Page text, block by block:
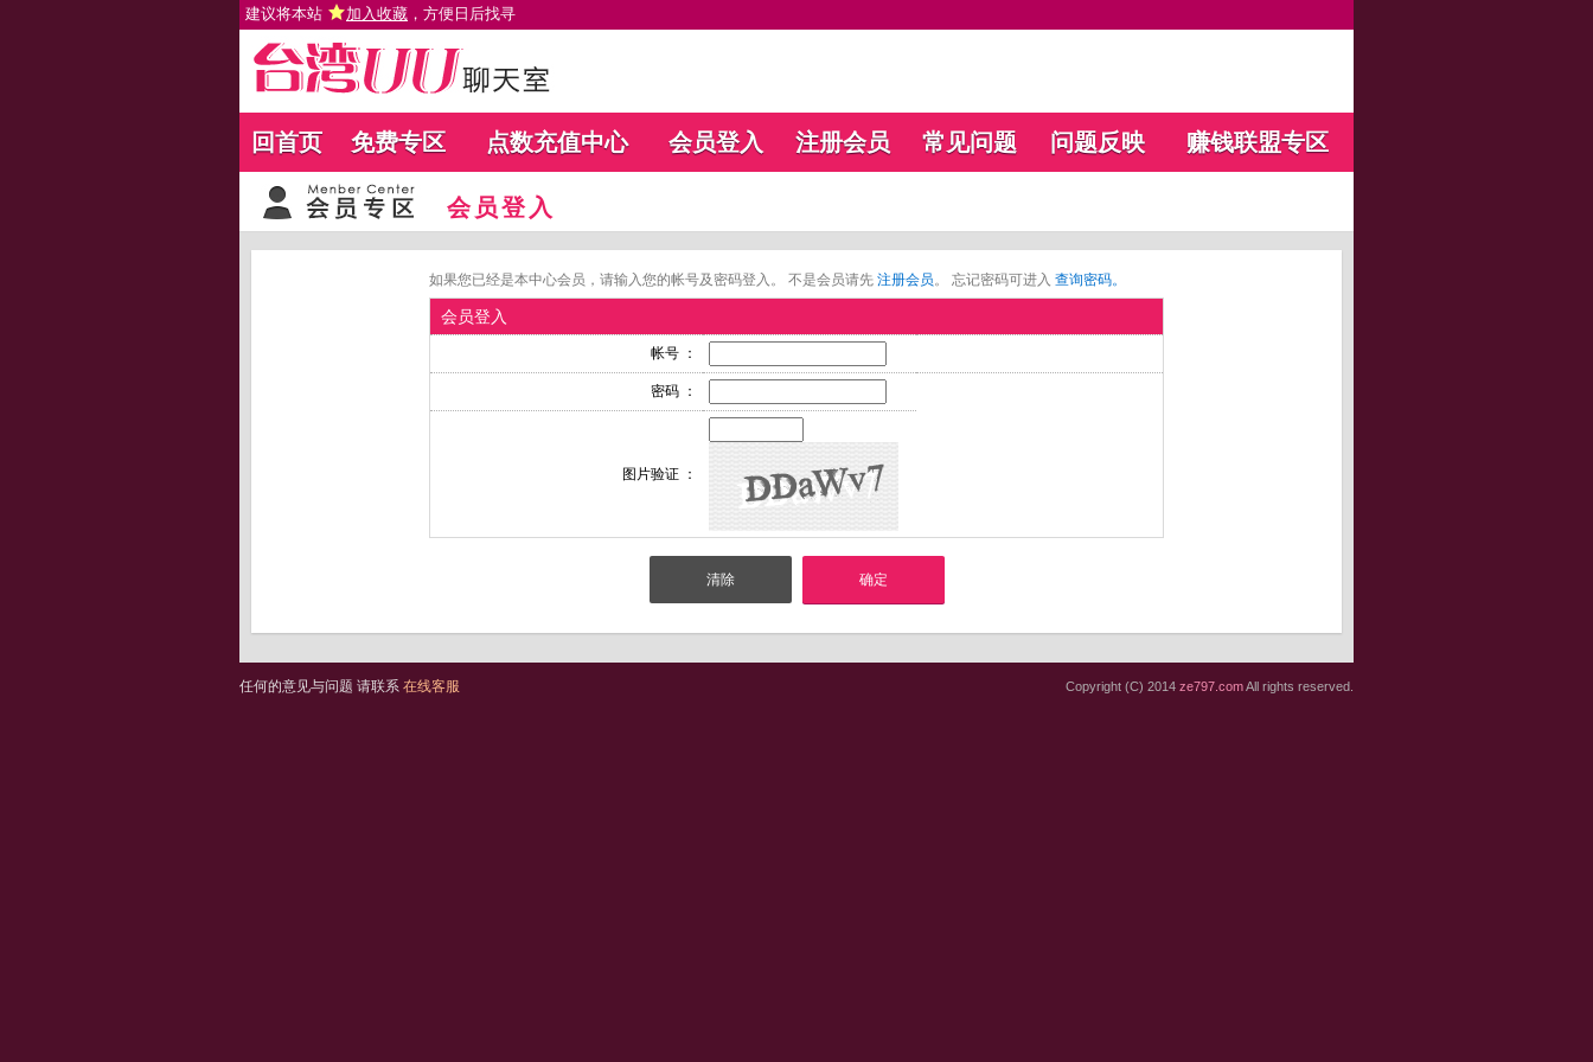
建议将本站 加入收藏 ，方便日后找寻
回首页 免费专区 点数充值中心 会员登入 注册会员 常见问题 问题反映 赚钱联盟专区
会员登入
如果您已经是本中心会员，请输入您的帐号及密码登入。 不是会员请先 注册会员。 忘记密码可进入 查询密码。
会员登入
帐号 ：
密码 ：
图片验证 ：
任何的意见与问题 请联系 在线客服 Copyright (C) 2014 ze797.comAll rights reserved.